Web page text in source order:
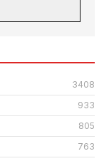
3408
933
805
763